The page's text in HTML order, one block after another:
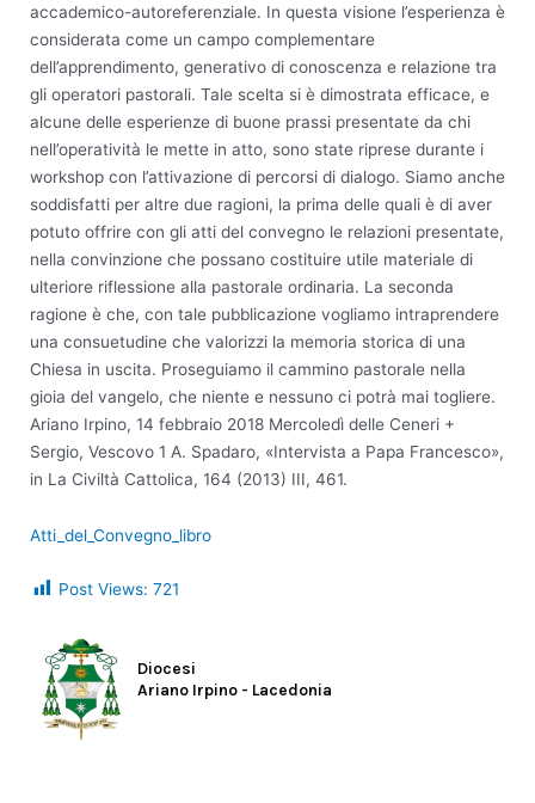
accademico-autoreferenziale. In questa visione l’esperienza è
considerata come un campo complementare
dell’apprendimento, generativo di conoscenza e relazione tra
gli operatori pastorali. Tale scelta si è dimostrata efficace, e
alcune delle esperienze di buone prassi presentate da chi
nell’operatività le mette in atto, sono state riprese durante i
workshop con l’attivazione di percorsi di dialogo. Siamo anche
soddisfatti per altre due ragioni, la prima delle quali è di aver
potuto offrire con gli atti del convegno le relazioni presentate,
nella convinzione che possano costituire utile materiale di
ulteriore riflessione alla pastorale ordinaria. La seconda
ragione è che, con tale pubblicazione vogliamo intraprendere
una consuetudine che valorizzi la memoria storica di una
Chiesa in uscita. Proseguiamo il cammino pastorale nella
gioia del vangelo, che niente e nessuno ci potrà mai togliere.
Ariano Irpino, 14 febbraio 2018 Mercoledì delle Ceneri +
Sergio, Vescovo 1 A. Spadaro, «Intervista a Papa Francesco»,
in La Civiltà Cattolica, 164 (2013) III, 461.
Atti_del_Convegno_libro
Post Views: 721
Diocesi
Ariano Irpino - Lacedonia